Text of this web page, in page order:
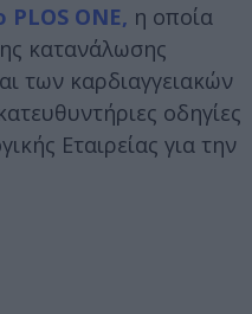
ONE, η οποία
κατανάλωσης
των καρδιαγγειακών
οδηγίες
Εταιρείας για την